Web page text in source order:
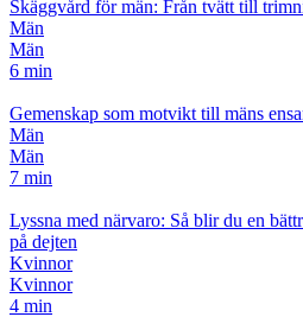
Skäggvård för män: Från tvätt till
Män
Män
6 min
Gemenskap som motvikt till mäns
Män
Män
7 min
Lyssna med närvaro: Så blir du en
på dejten
Kvinnor
Kvinnor
4 min